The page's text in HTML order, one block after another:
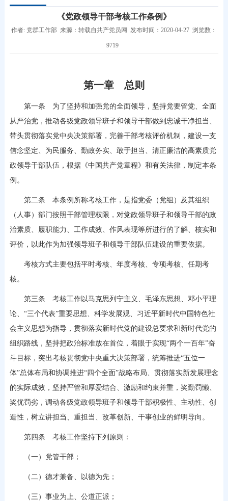
《党政领导干部考核工作条例》
作者: 党群工作部 来源：转载自共产党员网 发布时间：2020-04-27 浏览数：
9719
第一章 总则
第一条 为了坚持和加强党的全面领导，坚持党要管党、全面
从严治党，推动各级党政领导班子和领导干部做到忠诚干净担当、
带头贯彻落实党中央决策部署，完善干部考核评价机制，建设一支
信念坚定、为民服务、勤政务实、敢于担当、清正廉洁的高素质党
政领导干部队伍，根据《中国共产党章程》和有关法律，制定本条
例。
第二条 本条例所称考核工作，是指党委（党组）及其组织
（人事）部门按照干部管理权限，对党政领导班子和领导干部的政
治素质、履职能力、工作成效、作风表现等所进行的了解、核实和
评价，以此作为加强领导班子和领导干部队伍建设的重要依据。
考核方式主要包括平时考核、年度考核、专项考核、任期考
核。
第三条 考核工作以马克思列宁主义、毛泽东思想、邓小平理
论、“三个代表”重要思想、科学发展观、习近平新时代中国特色社
会主义思想为指导，贯彻落实新时代党的建设总要求和新时代党的
组织路线，坚持把政治标准放在首位，着眼于实现“两个一百年”奋
斗目标，突出考核贯彻党中央重大决策部署，统筹推进“五位一
体”总体布局和协调推进“四个全面”战略布局、贯彻落实新发展理念
的实际成效，坚持严管和厚爱结合、激励和约束并重，奖勤罚懒、
奖优罚劣，调动各级党政领导班子和领导干部积极性、主动性、创
造性，树立讲担当、重担当、改革创新、干事创业的鲜明导向。
第四条 考核工作坚持下列原则：
（一）党管干部；
（二）德才兼备、以德为先；
（三）事业为上、公道正派；